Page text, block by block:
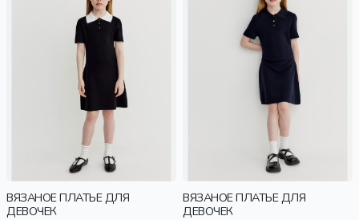
ВЯЗАНОЕ ПЛАТЬЕ ДЛЯ
ДЕВОЧЕК
ВЯЗАНОЕ ПЛАТЬЕ ДЛЯ
ДЕВОЧЕК